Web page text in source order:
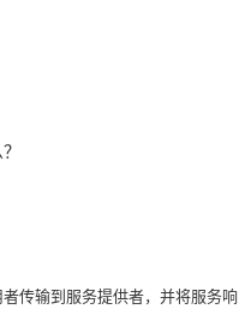
传输到服务提供者，并将服务响